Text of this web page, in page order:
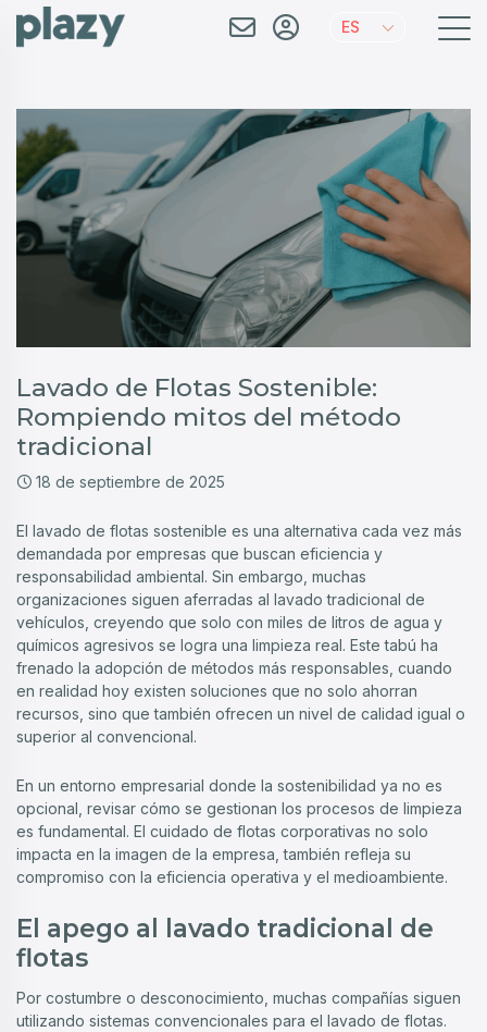
ES
Lavado de Flotas Sostenible:
Rompiendo mitos del método
tradicional
18 de septiembre de 2025
El lavado de flotas sostenible es una alternativa cada vez más
demandada por empresas que buscan eficiencia y
responsabilidad ambiental. Sin embargo, muchas
organizaciones siguen aferradas al lavado tradicional de
vehículos, creyendo que solo con miles de litros de agua y
químicos agresivos se logra una limpieza real. Este tabú ha
frenado la adopción de métodos más responsables, cuando
en realidad hoy existen soluciones que no solo ahorran
recursos, sino que también ofrecen un nivel de calidad igual o
superior al convencional.
En un entorno empresarial donde la sostenibilidad ya no es
opcional, revisar cómo se gestionan los procesos de limpieza
es fundamental. El cuidado de flotas corporativas no solo
impacta en la imagen de la empresa, también refleja su
compromiso con la eficiencia operativa y el medioambiente.
El apego al lavado tradicional de
flotas
Por costumbre o desconocimiento, muchas compañías siguen
utilizando sistemas convencionales para el lavado de flotas.